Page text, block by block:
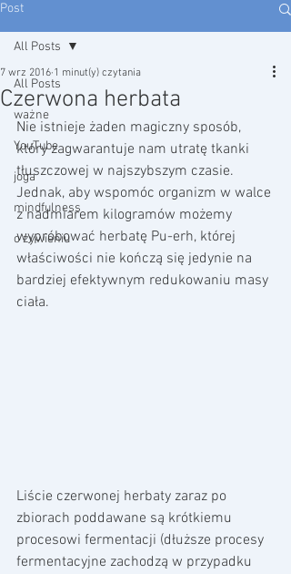
Post
All Posts
ważne
YouTube
joga
mindfulness
o żywieniu
All Posts
Czerwona herbata
7 wrz 2016 1 minut(y) czytania
Nie istnieje żaden magiczny sposób,
który zagwarantuje nam utratę tkanki
tłuszczowej w najszybszym czasie.
Jednak, aby wspomóc organizm w walce
z nadmiarem kilogramów możemy
wypróbować herbatę Pu-erh, której
właściwości nie kończą się jedynie na
bardziej efektywnym redukowaniu masy
ciała.
Liście czerwonej herbaty zaraz po
zbiorach poddawane są krótkiemu
procesowi fermentacji (dłuższe procesy
fermentacyjne zachodzą w przypadku